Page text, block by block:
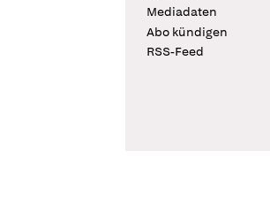
Mediadaten
Abo kündigen
RSS-Feed